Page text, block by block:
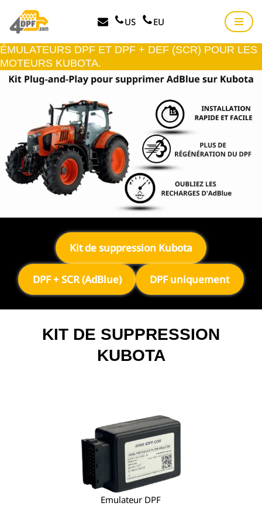
Aller
au
contenu
US EU
ÉMULATEURS DPF ET DPF + DEF (SCR) POUR LES
MOTEURS KUBOTA.
Kit de suppression Kubota
DPF + SCR (AdBlue) DPF uniquement
KIT DE SUPPRESSION
KUBOTA
Emulateur DPF